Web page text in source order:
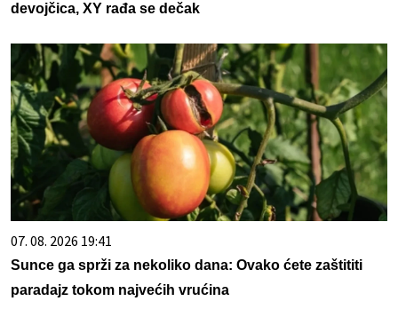
devojčica, XY rađa se dečak
07. 08. 2026 19:41
Sunce ga sprži za nekoliko dana: Ovako ćete zaštititi
paradajz tokom najvećih vrućina